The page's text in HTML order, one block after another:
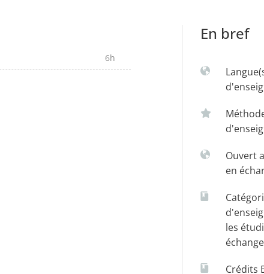
6h
En bref
Ouvert
en
les
échange
Crédits